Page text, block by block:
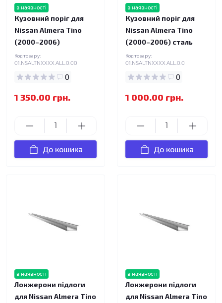
в наявності
Кузовний поріг для
Nissan Almera Tino
(2000–2006)
Код товару:
01.NSALTNXXXX.ALL.0.00
0
1 350.00 грн.
До кошика
в наявності
Кузовний поріг для
Nissan Almera Tino
(2000–2006) сталь
Код товару:
01.NSALTNXXXX.ALL.0.0
0
1 000.00 грн.
До кошика
в наявності
Лонжерони підлоги
для Nissan Almera Tino
в наявності
Лонжерони підлоги
для Nissan Almera Tino